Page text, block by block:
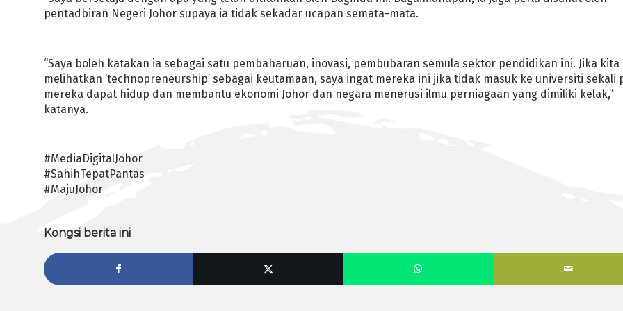
pentadbiran Negeri Johor supaya ia tidak sekadar ucapan semata-mata.
“Saya boleh katakan ia sebagai satu pembaharuan, inovasi, pembubaran semula sektor pendidikan ini. Jika kita
melihatkan ‘technopreneurship’ sebagai keutamaan, saya ingat mereka ini jika tidak masuk ke universiti sekali
mereka dapat hidup dan membantu ekonomi Johor dan negara menerusi ilmu perniagaan yang dimiliki kelak,”
katanya.
#MediaDigitalJohor
#SahihTepatPantas
#MajuJohor
Kongsi berita ini